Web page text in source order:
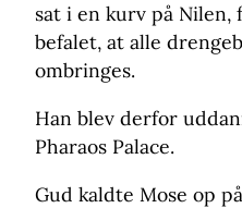
sat i en kurv på Nilen,
befalet, at alle
ombringes.
Han blev derfor
Pharaos Palace.
Gud kaldte Mose op